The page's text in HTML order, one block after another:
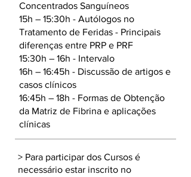
Concentrados Sanguíneos
15h – 15:30h - Autólogos no
Tratamento de Feridas - Principais
diferenças entre PRP e PRF
15:30h – 16h - Intervalo
16h – 16:45h - Discussão de artigos e
casos clínicos
16:45h – 18h - Formas de Obtenção
da Matriz de Fibrina e aplicações
clínicas
> Para participar dos Cursos é
necessário estar inscrito no